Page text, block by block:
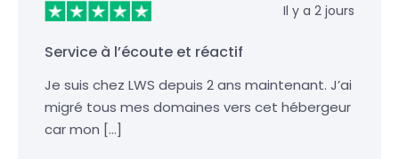
Il y a 2 jours
Service à l’écoute et réactif
Je suis chez LWS depuis 2 ans maintenant. J’ai
migré tous mes domaines vers cet hébergeur
car mon […]